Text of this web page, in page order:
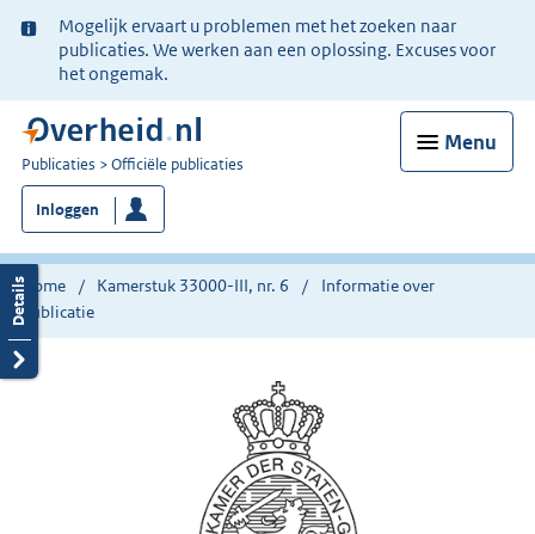
Ter
informatie:
Mogelijk ervaart u problemen met het zoeken naar
publicaties. We werken aan een oplossing. Excuses voor
het ongemak.
Menu
U
bent
nu
hier:
Publicaties Officiële publicaties
Inloggen
Home Kamerstuk 33000-III, nr. 6
Informatie over
publicatie